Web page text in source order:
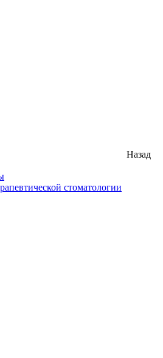
Назад
стоматологии